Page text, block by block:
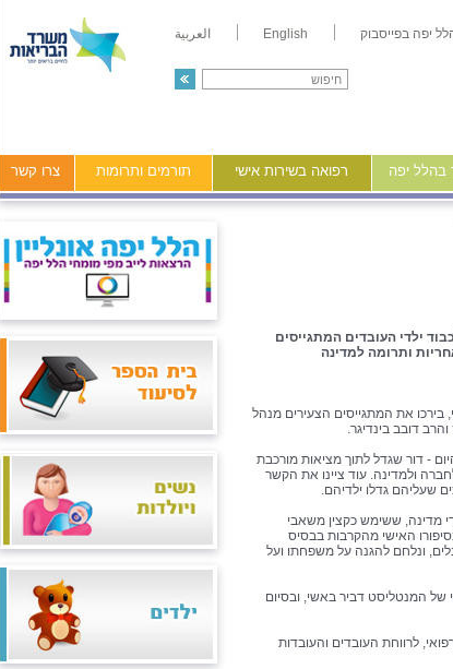
יפה בפייסבוק English العربية
בהלל יפה רפואה בשירות אישי תורמים ותרומות צרו קשר
ילדי העובדים המתגייסים
ותרומה למדינה
את המתגייסים הצעירים מנהל
דובב בינדיגר.
- דור שגדל לתוך מציאות מורכבת
ולמדינה. עוד ציינו את הקשר
שעליהם גדלו ילדיהם.
מדינה, ששימש כקצין משאבי
בסיפורו האישי מהקרבות בבסיס
ונלחם להגנה על משפחתו ועל
של המנטליסט דביר באשי, ובסיום
לרווחת העובדים והעובדות